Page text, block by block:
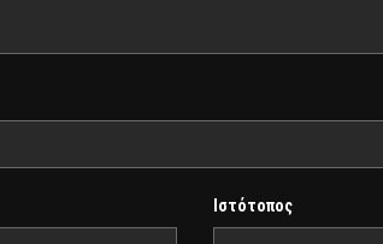
Ιστότοπος